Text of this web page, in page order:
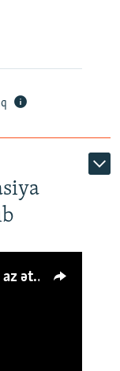
Azərbaycanlı avropalıdan iki dəfə az ət yeyir, amma... 'Qiymət artımı qaçılmazdır'